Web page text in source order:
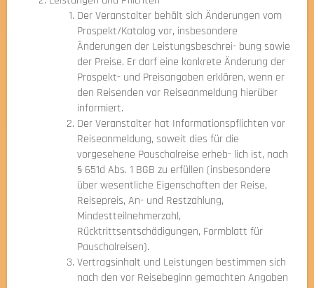
Der Veranstalter behält sich Änderungen vom
Prospekt/Katalog vor, insbesondere
Änderungen der Leistungsbeschrei- bung sowie
der Preise. Er darf eine konkrete Änderung der
Prospekt- und Preisangaben erklären, wenn er
den Reisenden vor Reiseanmeldung hierüber
informiert.
Der Veranstalter hat Informationspflichten vor
Reiseanmeldung, soweit dies für die
vorgesehene Pauschalreise erheb- lich ist, nach
§ 651d Abs. 1 BGB zu erfüllen (insbesondere
über wesentliche Eigenschaften der Reise,
Reisepreis, An- und Restzahlung,
Mindestteilnehmerzahl,
Rücktrittsentschädigungen, Formblatt für
Pauschalreisen).
Vertragsinhalt und Leistungen bestimmen sich
nach den vor Reisebeginn gemachten Angaben